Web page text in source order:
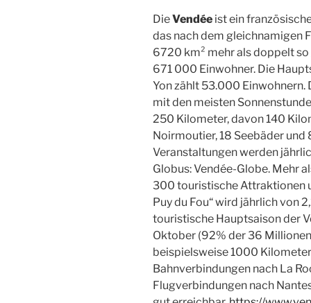
DieVendée ist ein
das nach dem gleichnamigen
6720 km² mehr als doppelt
671 000 Einwohner. Die
Yon zählt 53.000 Einwohnern.
mit den meisten
250 Kilometer, davon 140
Noirmoutier, 18 Seebäder und
Veranstaltungen werden
Globus: Vendée-Globe. Mehr
300 touristische Attraktionen
Puy du Fou“ wird jährlich von
touristische Hauptsaison der
Oktober (92% der 36
beispielsweise 1000
Bahnverbindungen nach La
Flugverbindungen nach